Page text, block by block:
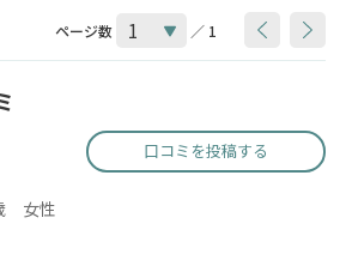
ページ数 ／ 1
口コミを投稿する
女性